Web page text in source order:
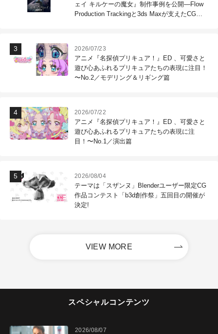
ェイ キルケーの魔女』制作事例を公開―Flow
Production Trackingと3ds Maxが支えたCG制
2026/07/23
アニメ『名探偵プリキュア！』ED 、可愛さと
遊び心あふれるプリキュアたちの表現に注目！
〜No.2／モデリング＆リギング篇
2026/07/22
アニメ『名探偵プリキュア！』ED 、可愛さと
遊び心あふれるプリキュアたちの表現に注
目！〜No.1／演出篇
2026/08/04
テーマは「スザンヌ」Blenderユーザー限定CG
作品コンテスト「b3d創作祭」五回目の開催が
決定!
VIEW MORE
スペシャルコンテンツ
2026/08/07